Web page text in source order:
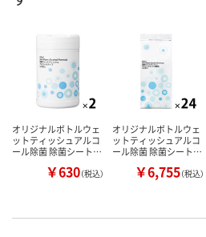
オリジナルボトルウェ
ットティッシュアルコ
ール除菌 除菌シート…
￥630（税込）
オリジナルボトルウェ
ットティッシュアルコ
ール除菌 除菌シート…
￥6,755（税込）